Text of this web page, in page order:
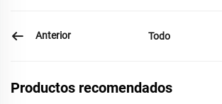
Anterior Todo
Productos recomendados